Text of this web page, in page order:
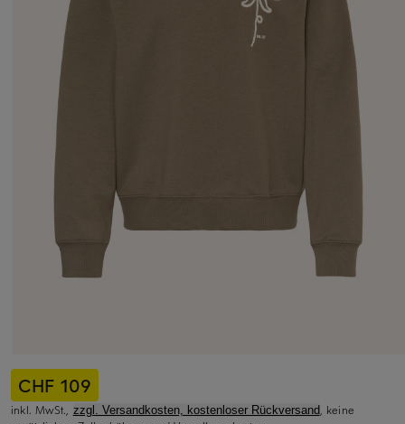
CHF 109
inkl. MwSt., zzgl. Versandkosten, kostenloser Rückversand, keine